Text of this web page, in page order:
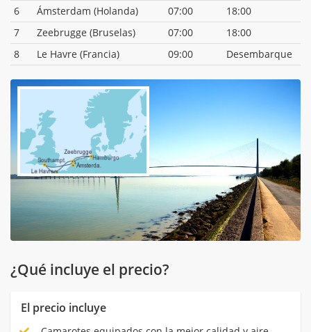
6 Ámsterdam (Holanda) 07:00
18:00
7
Zeebrugge (Bruselas) 07:00
18:00
8
Le Havre (Francia) 09:00 Desembarque
¿Qué incluye el precio?
El precio incluye